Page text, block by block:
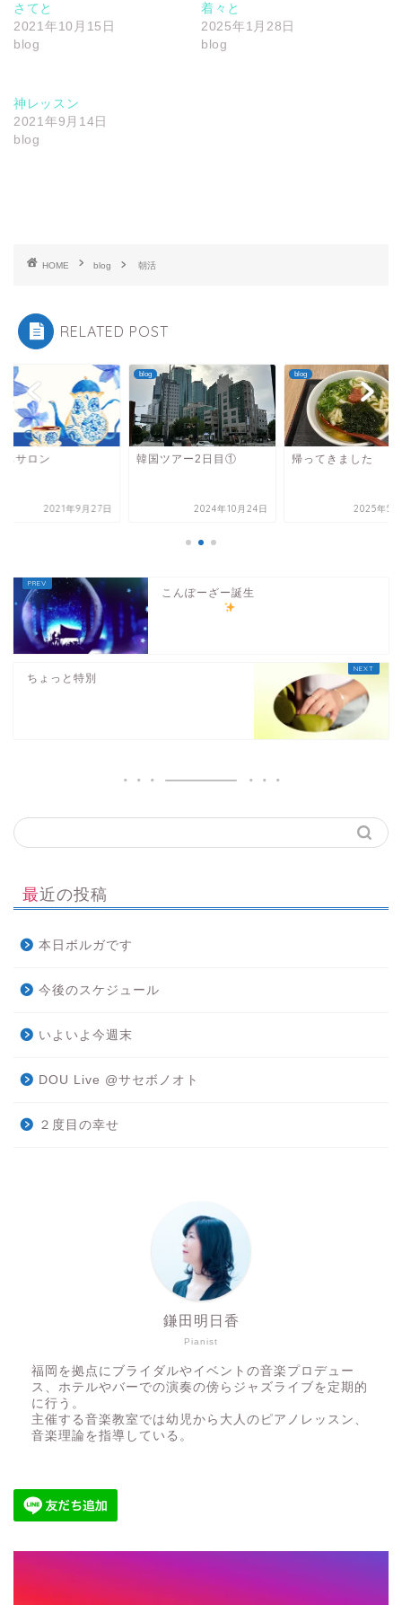
さてと
2021年10月15日
blog
着々と
2025年1月28日
blog
神レッスン
2021年9月14日
blog
HOME blog 朝活
RELATED POST
ちサロン
2021年9月27日
blog
韓国ツアー2日目①
2024年10月24日
blog
帰ってきました
2025年5
こんぽーざー誕生
ちょっと特別
最近の投稿
本日ボルガです
今後のスケジュール
いよいよ今週末
DOU Live @サセボノオト
２度目の幸せ
Pianist
鎌田明日香
福岡を拠点にブライダルやイベントの音楽プロデュー
ス、ホテルやバーでの演奏の傍らジャズライブを定期的
に行う。
主催する音楽教室では幼児から大人のピアノレッスン、
音楽理論を指導している。